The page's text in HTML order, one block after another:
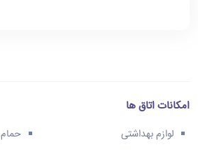
امکانات اتاق ها
لوازم بهداشتی حمام